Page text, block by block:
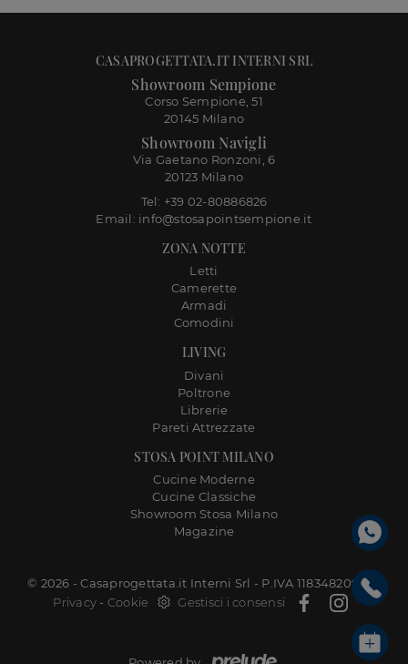
STOSA POINT MILANO
Cucine Moderne
Cucine Classiche
Showroom Stosa Milano
Magazine
LIVING
Divani
Poltrone
Librerie
Pareti Attrezzate
ZONA NOTTE
Letti
Camerette
Armadi
Comodini
CASAPROGETTATA.IT INTERNI SRL
Showroom Sempione
Corso Sempione, 51
20145 Milano
Showroom Navigli
Via Gaetano Ronzoni, 6
20123 Milano
Tel: +39 02-80886826
Email: info@stosapointsempione.it
© 2026 - Casaprogettata.it Interni Srl - P.IVA 11834820968 |
Privacy - Cookie Gestisci i consensi